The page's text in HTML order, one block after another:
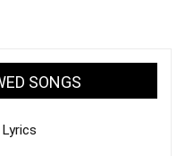
SONGS